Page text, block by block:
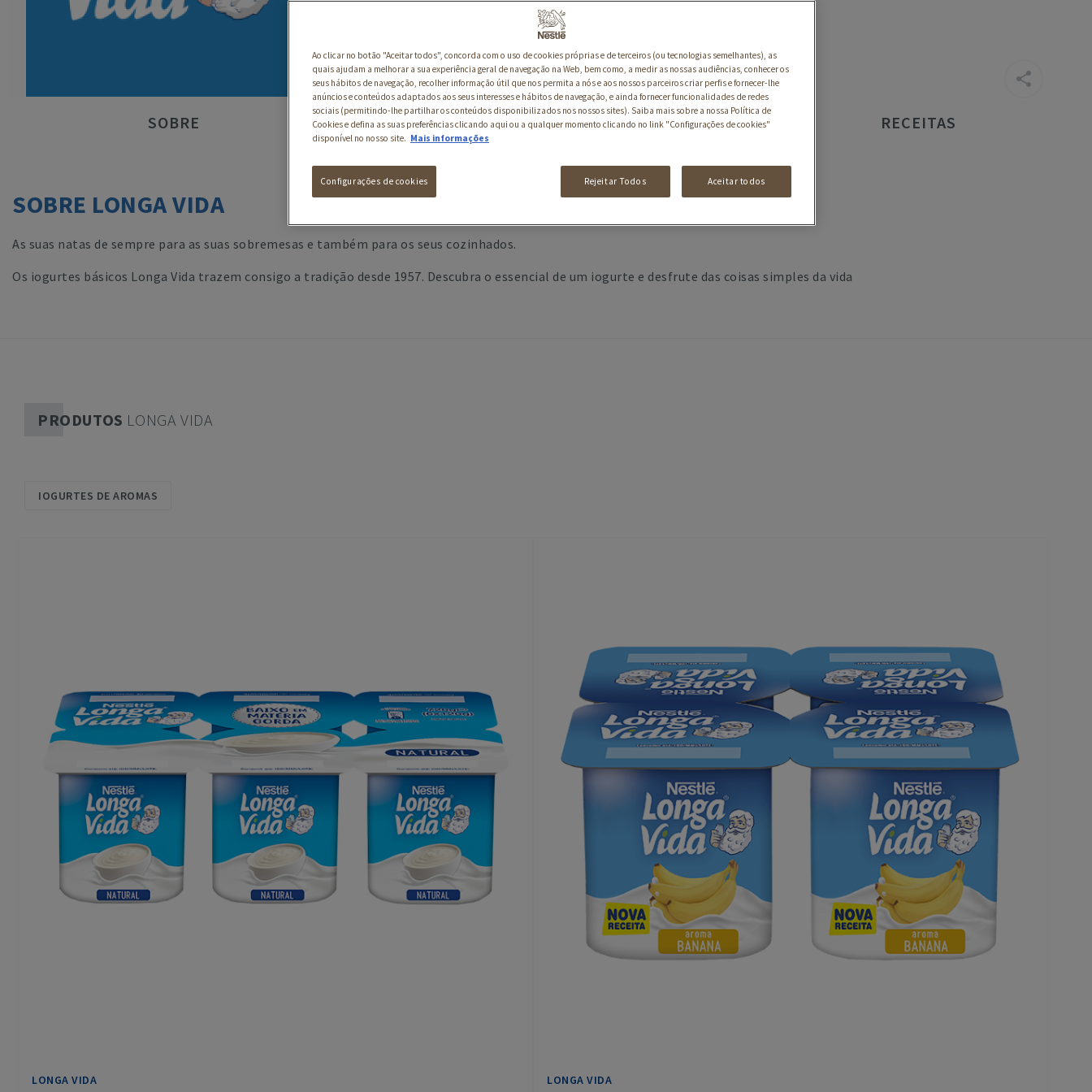
SOBRE PRODUTOS RECEITAS
SOBRE LONGA VIDA
As suas natas de sempre para as suas sobremesas e também para os seus cozinhados.
Os iogurtes básicos Longa Vida trazem consigo a tradição desde 1957. Descubra o essencial de um iogurte e desfrute das coisas simples da vida
PRODUTOS LONGA VIDA
IOGURTES DE AROMAS
LONGA VIDA LONGA VIDA
Ao clicar no botão "Aceitar todos", concorda com o uso de cookies próprias e de terceiros (ou tecnologias semelhantes), as
quais ajudam a melhorar a sua experiência geral de navegação na Web, bem como, a medir as nossas audiências, conhecer os
seus hábitos de navegação, recolher informação útil que nos permita a nós e aos nossos parceiros criar perfis e fornecer-lhe
anúncios e conteúdos adaptados aos seus interesses e hábitos de navegação, e ainda fornecer funcionalidades de redes
sociais (permitindo-lhe partilhar os conteúdos disponibilizados nos nossos sites). Saiba mais sobre a nossa Política de
Cookies e defina as suas preferências clicando aqui ou a qualquer momento clicando no link "Configurações de cookies"
disponível no nosso site. Mais informações
Rejeitar Todos Aceitar todos
Configurações de cookies